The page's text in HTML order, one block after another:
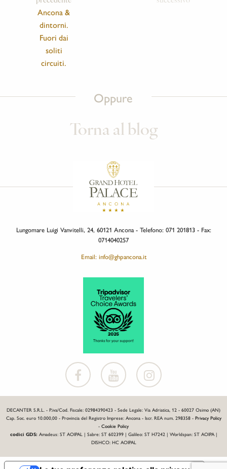
Ancona &
dintorni.
Fuori dai
soliti
circuiti.
Oppure
Torna al blog
Lungomare Luigi Vanvitelli, 24, 60121 Ancona - Telefono: 071 201813 - Fax:
0714040257
Email: info@ghpancona.it
DECANTER S.R.L. - P.iva/Cod. Fiscale: 02984390423 - Sede Legale: Via Adriatica, 12 - 60027 Osimo (AN)
Cap. Soc. euro 10.000,00 - Provincia del Registro Imprese: Ancona - Iscr. REA num. 298358 - Privacy Policy
- Cookie Policy
codici GDS: Amadeus: ST AOIPAL | Sabre: ST 602399 | Galileo: ST H7242 | Worldspan: ST AOIPA |
DISHCO: HC AOIPAL